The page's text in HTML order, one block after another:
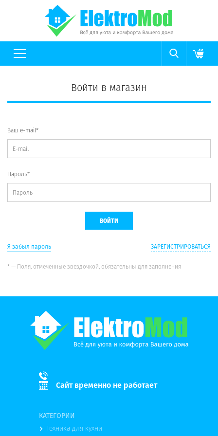
Войти в магазин
Ваш e-mail*
Пароль*
Я забыл пароль ЗАРЕГИСТРИРОВАТЬСЯ
* — Поля, отмеченные звездочкой, обязательны для заполнения
Сайт временно не работает
КАТЕГОРИИ
Техника для кухни